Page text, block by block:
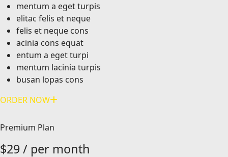
mentum a eget turpis
elitac felis et neque
felis et neque cons
acinia cons equat
entum a eget turpi
mentum lacinia turpis
busan lopas cons
ORDER NOW
Premium Plan
$29/ per month